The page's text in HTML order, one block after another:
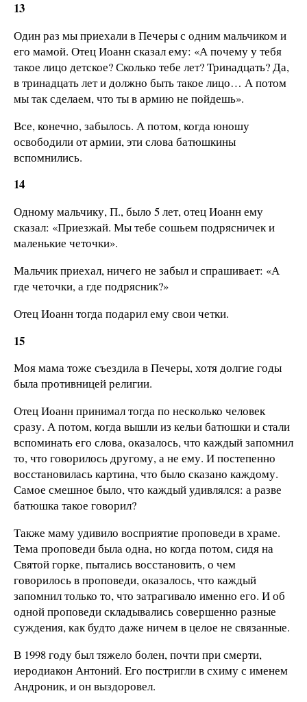
13
Один раз мы приехали в Печеры с одним мальчиком и
его мамой. Отец Иоанн сказал ему: «А почему у тебя
такое лицо детское? Сколько тебе лет? Тринадцать? Да,
в тринадцать лет и должно быть такое лицо… А потом
мы так сделаем, что ты в армию не пойдешь».
Все, конечно, забылось. А потом, когда юношу
освободили от армии, эти слова батюшкины
вспомнились.
14
Одному мальчику, П., было 5 лет, отец Иоанн ему
сказал: «Приезжай. Мы тебе сошьем подрясничек и
маленькие четочки».
Мальчик приехал, ничего не забыл и спрашивает: «А
где четочки, а где подрясник?»
Отец Иоанн тогда подарил ему свои четки.
15
Моя мама тоже съездила в Печеры, хотя долгие годы
была противницей религии.
Отец Иоанн принимал тогда по несколько человек
сразу. А потом, когда вышли из кельи батюшки и стали
вспоминать его слова, оказалось, что каждый запомнил
то, что говорилось другому, а не ему. И постепенно
восстановилась картина, что было сказано каждому.
Самое смешное было, что каждый удивлялся: а разве
батюшка такое говорил?
Также маму удивило восприятие проповеди в храме.
Тема проповеди была одна, но когда потом, сидя на
Святой горке, пытались восстановить, о чем
говорилось в проповеди, оказалось, что каждый
запомнил только то, что затрагивало именно его. И об
одной проповеди складывались совершенно разные
суждения, как будто даже ничем в целое не связанные.
В 1998 году был тяжело болен, почти при смерти,
иеродиакон Антоний. Его постригли в схиму с именем
Андроник, и он выздоровел.